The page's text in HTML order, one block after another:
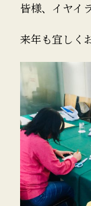
皆様、イヤイ
来年も宜しく